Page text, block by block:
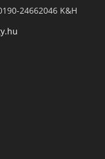
24662046 K&H